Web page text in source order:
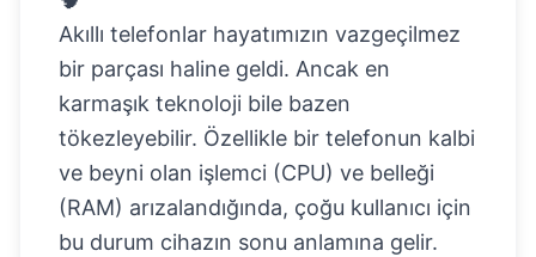
Akıllı telefonlar hayatımızın vazgeçilmez
bir parçası haline geldi. Ancak en
karmaşık teknoloji bile bazen
tökezleyebilir. Özellikle bir telefonun kalbi
ve beyni olan işlemci (CPU) ve belleği
(RAM) arızalandığında, çoğu kullanıcı için
bu durum cihazın sonu anlamına gelir.